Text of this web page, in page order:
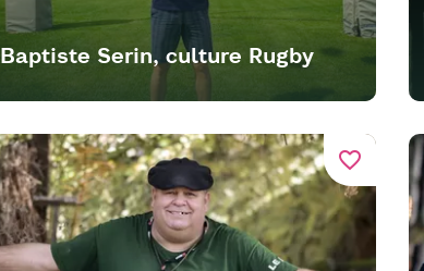
Baptiste Serin, culture Rugby
favorite_border